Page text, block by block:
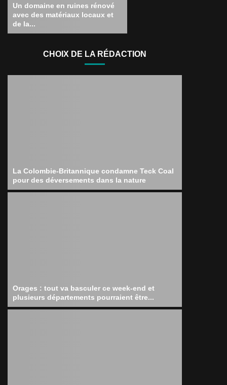
Un domaine en ruines rénové
avec des matériaux locaux et
de la...
CHOIX DE LA RÉDACTION
La Colombie-Britannique condamne Teck Coal
pour des déversements dans la nature
Orages : tout va basculer ce week-end et
plusieurs départements pourraient être...